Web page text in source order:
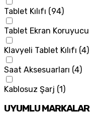
Tablet Kılıfı (94)
Tablet Ekran Koruyucu
Klavyeli Tablet Kılıfı (4)
Saat Aksesuarları (4)
Kablosuz Şarj (1)
UYUMLU MARKALAR